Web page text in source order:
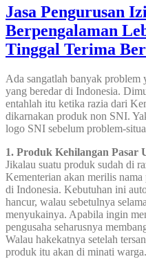
Jasa Pengurusan
Berpengalaman
Tinggal Terima
Ada sangatlah banyak
yang beredar di Indonesia.
entahlah itu ketika razia dari
dikarnakan produk non SNI.
logo SNI sebelum problem-
1. Produk Kehilangan Pasar
Jikalau suatu produk sudah di
Kementerian akan merilis
di Indonesia. Kebutuhan ini
hancur, walau sebetulnya
menyukainya. Apabila ingin
pengusaha seharusnya
Walau hakekatnya setelah
produk itu akan di minati warga.